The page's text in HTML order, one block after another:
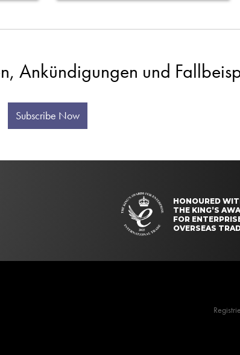
Ankündigungen und
Subscribe Now
HONOURED
THE KING’S
FOR
OVERSEAS